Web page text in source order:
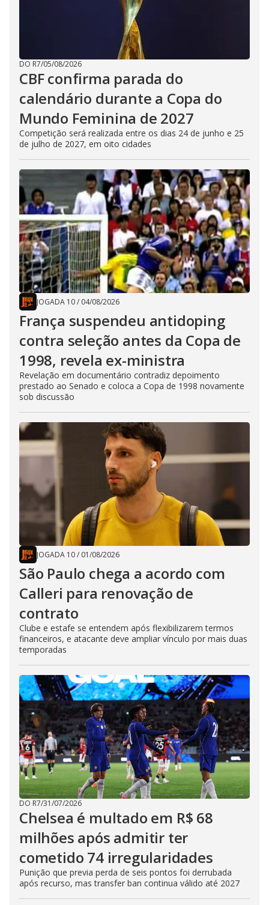
DO R7/05/08/2026
CBF confirma parada do
calendário durante a Copa do
Mundo Feminina de 2027
Competição será realizada entre os dias 24 de junho e 25
de julho de 2027, em oito cidades
JOGADA 10/ 04/08/2026
França suspendeu antidoping
contra seleção antes da Copa de
1998, revela ex-ministra
Revelação em documentário contradiz depoimento
prestado ao Senado e coloca a Copa de 1998 novamente
sob discussão
JOGADA 10/ 01/08/2026
São Paulo chega a acordo com
Calleri para renovação de
contrato
Clube e estafe se entendem após flexibilizarem termos
financeiros, e atacante deve ampliar vínculo por mais duas
temporadas
DO R7/31/07/2026
Chelsea é multado em R$ 68
milhões após admitir ter
cometido 74 irregularidades
Punição que previa perda de seis pontos foi derrubada
após recurso, mas transfer ban continua válido até 2027